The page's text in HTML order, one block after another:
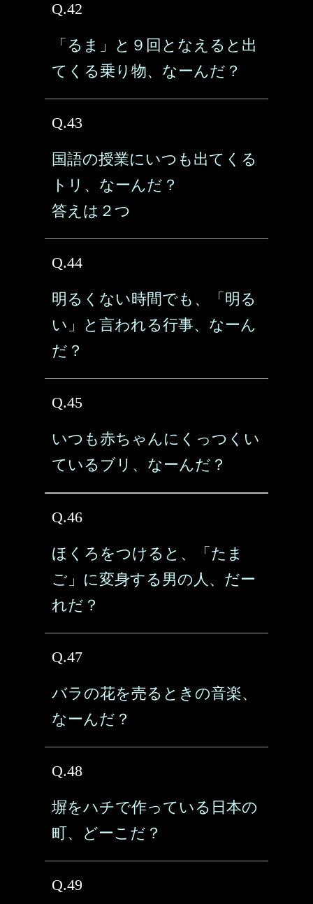
Q.42
「るま」と９回となえると出
てくる乗り物、なーんだ？
Q.43
国語の授業にいつも出てくる
トリ、なーんだ？
答えは２つ
Q.44
明るくない時間でも、「明る
い」と言われる行事、なーん
だ？
Q.45
いつも赤ちゃんにくっつくい
ているブリ、なーんだ？
Q.46
ほくろをつけると、「たま
ご」に変身する男の人、だー
れだ？
Q.47
バラの花を売るときの音楽、
なーんだ？
Q.48
塀をハチで作っている日本の
町、どーこだ？
Q.49